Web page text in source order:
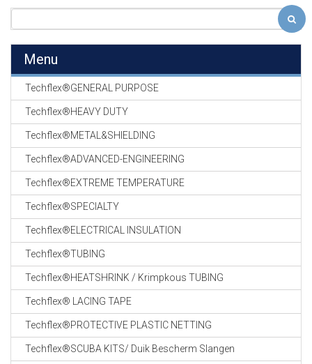
Menu
Techflex®GENERAL PURPOSE
Techflex®HEAVY DUTY
Techflex®METAL&SHIELDING
Techflex®ADVANCED-ENGINEERING
Techflex®EXTREME TEMPERATURE
Techflex®SPECIALTY
Techflex®ELECTRICAL INSULATION
Techflex®TUBING
Techflex®HEATSHRINK / Krimpkous TUBING
Techflex® LACING TAPE
Techflex®PROTECTIVE PLASTIC NETTING
Techflex®SCUBA KITS/ Duik Bescherm Slangen